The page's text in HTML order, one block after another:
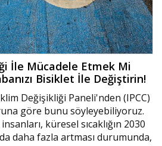
İle Mücadele Etmek Mi
Bisiklet İle Değiştirin!
Değişikliği Paneli'nden (IPCC)
göre bunu söyleyebiliyoruz.
küresel sıcaklığın 2030
da daha fazla artması durumunda,